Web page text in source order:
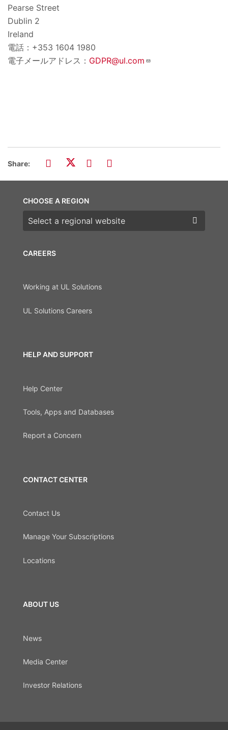
Pearse Street
Dublin 2
Ireland
電話：+353 1604 1980
電子メールアドレス： GDPR@ul.com
Share:
CAREERS
Working at UL Solutions
UL Solutions Careers
HELP AND SUPPORT
Help Center
Tools, Apps and Databases
Report a Concern
CONTACT CENTER
Contact Us
Manage Your Subscriptions
Locations
ABOUT US
News
Media Center
Investor Relations
CHOOSE A REGION
Choose a region